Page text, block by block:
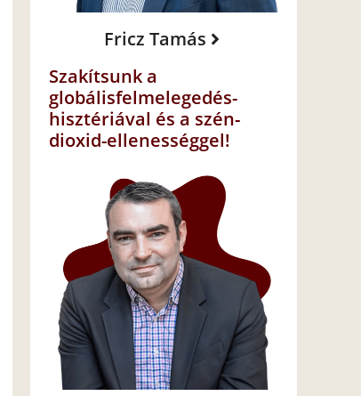
Fricz Tamás
Szakítsunk a
globálisfelmelegedés-
hisztériával és a szén-
dioxid-ellenességgel!